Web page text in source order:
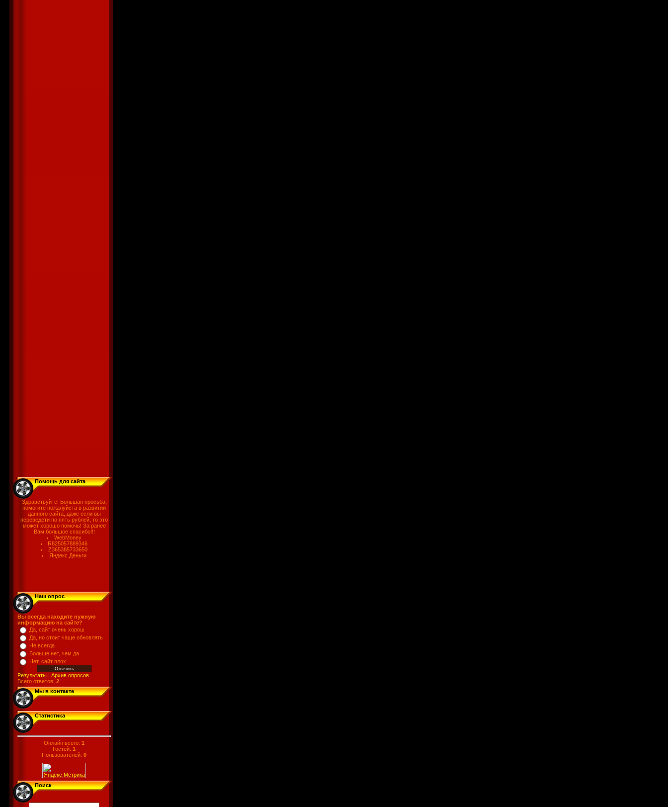
Помощь для сайта
Здравствуйте! Большая просьба,
помогите пожалуйста в развитии
данного сайта, даже если вы
переведети по пять рублей, то это
может хорошо помочь! За ранее
Вам большое спасибо!!!
WebMoney
R825057889346
Z365385733650
Яндекс.Деньги
Наш опрос
Вы всегда находите нужную
информацию на сайте?
Да, сайт очень хорош
Да, но стоит чаще обновлять
Не всегда
Больше нет, чем да
Нет, сайт плох
Результаты | Архив опросов
Всего ответов: 2
Мы в контакте
Статистика
Онлайн всего: 1
Гостей: 1
Пользователей: 0
Поиск